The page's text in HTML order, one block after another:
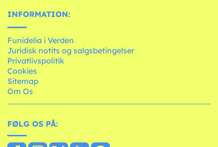
INFORMATION:
Funidelia i Verden
Juridisk notits og salgsbetingelser
Privatlivspolitik
Cookies
Sitemap
Om Os
FØLG OS PÅ: